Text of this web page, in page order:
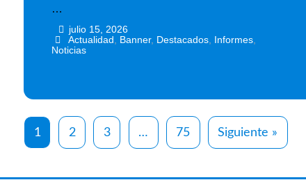
…
julio 15, 2026
Actualidad Banner, Destacados, Informes,
Noticias
1 2 3 … 75 Siguiente »